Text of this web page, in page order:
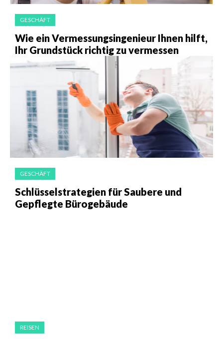
GESCHÄFT
Wie ein Vermessungsingenieur Ihnen hilft,
Ihr Grundstück richtig zu vermessen
GESCHÄFT
Schlüsselstrategien für Saubere und
Gepflegte Bürogebäude
REISEN